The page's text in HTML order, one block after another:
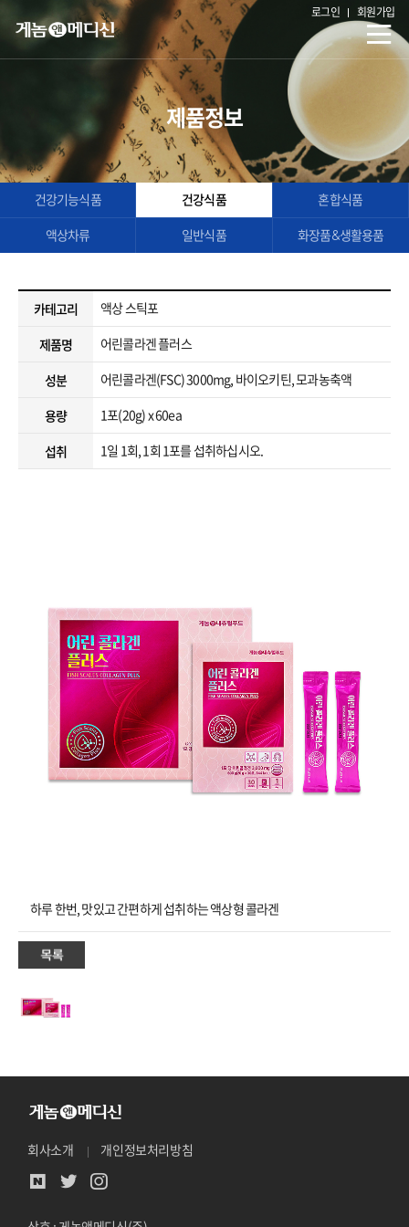
로그인 회원가입
제품정보
건강기능식품 건강식품 혼합식품
액상차류 일반식품 화장품&생활용품
카테고리
액상 스틱포
제품명
어린콜라겐 플러스
성분
어린콜라겐(FSC) 3000mg, 바이오키틴, 모과농축액
용량
1포(20g) x 60ea
섭취
1일 1회, 1회 1포를 섭취하십시오.
하루 한번, 맛있고 간편하게 섭취하는 액상형 콜라겐
회사소개 개인정보처리방침